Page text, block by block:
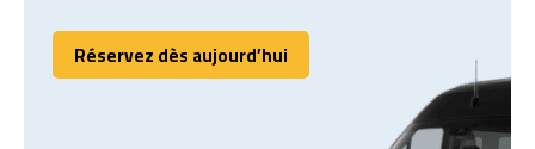
Réservez dès aujourd’hui
Réservez dès aujourd’hui